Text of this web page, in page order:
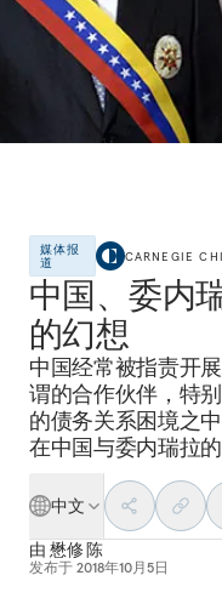
媒体报
道
CARNEGIE
中国、委内
的幻想
中国经常被指责开
谓的合作伙伴，特
的债务关系困境之
在中国与委内瑞拉
中文
由 懋修 陈
发布于 2018年10月5日